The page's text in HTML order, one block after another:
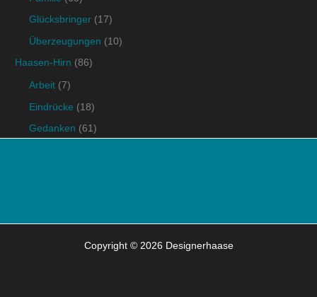
Glücksbringer (17)
Überzeugungen (10)
Haasen-Hirn (86)
Arbeit (7)
Eindrücke (18)
Gedanken (61)
Copyright © 2026 Designerhaase